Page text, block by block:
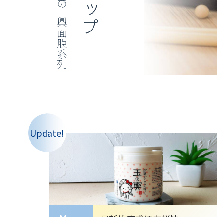
玉の輿面膜系列